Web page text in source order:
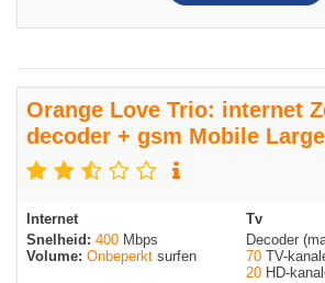
Orange Love Trio: internet
decoder + gsm Mobile
Internet
Snelheid: 400 Mbps
Volume: Onbeperkt surfen
Tv
Decoder
70 TV-
20 HD-